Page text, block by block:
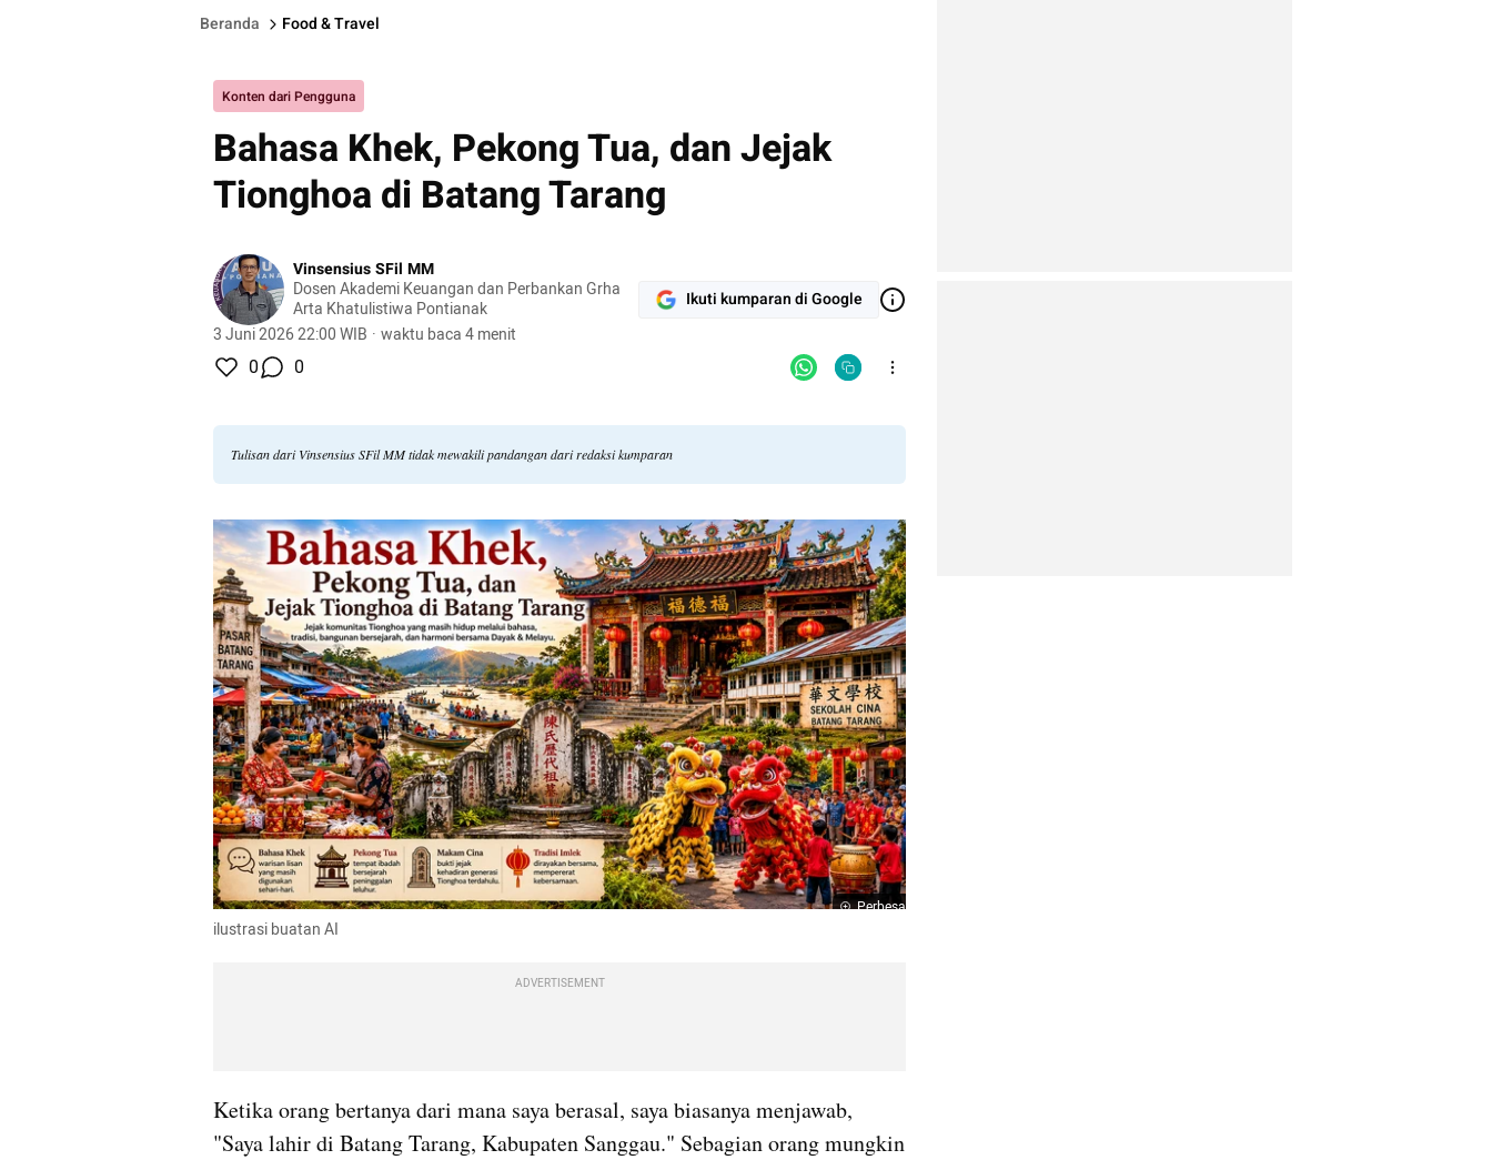
Beranda Food & Travel
Konten dari Pengguna
Bahasa Khek, Pekong Tua, dan Jejak
Tionghoa di Batang Tarang
Vinsensius SFil MM
Dosen Akademi Keuangan dan Perbankan Grha
Arta Khatulistiwa Pontianak
3 Juni 2026 22:00 WIB · waktu baca 4 menit
Ikuti kumparan di Google
0 0
Tulisan dari Vinsensius SFil MM tidak mewakili pandangan dari redaksi kumparan
Perbesar
ilustrasi buatan AI
ADVERTISEMENT
Ketika orang bertanya dari mana saya berasal, saya biasanya menjawab,
"Saya lahir di Batang Tarang, Kabupaten Sanggau." Sebagian orang mungkin